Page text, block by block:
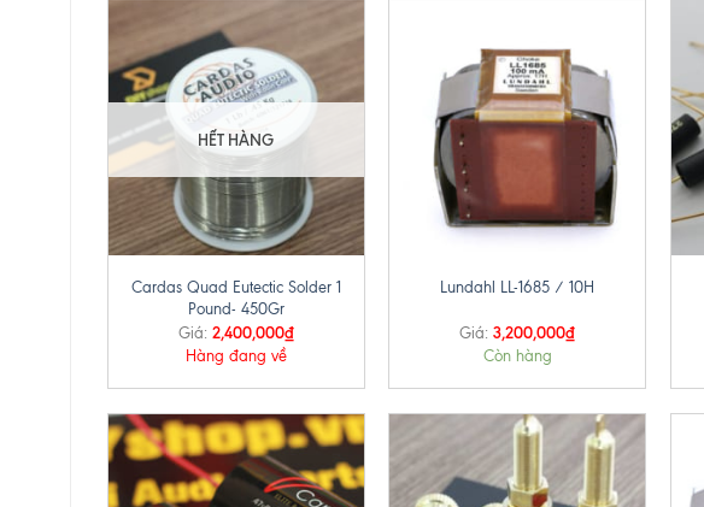
+
HẾT HÀNG
Cardas Quad Eutectic Solder 1
Pound- 450Gr
Giá: 2,400,000₫
Hàng đang về
Lundahl LL-1685 / 10H
Giá: 3,200,000₫
Còn hàng